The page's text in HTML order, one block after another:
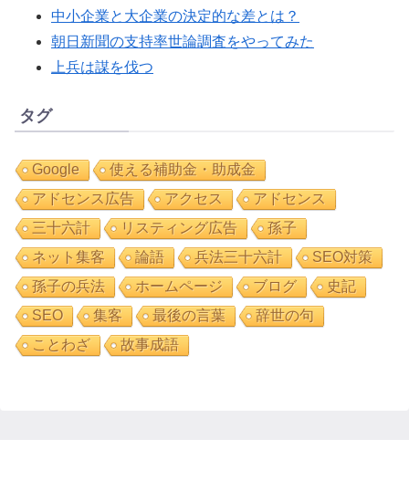
中小企業と大企業の決定的な差とは？
朝日新聞の支持率世論調査をやってみた
上兵は謀を伐つ
タグ
Google
使える補助金・助成金
アドセンス広告
アクセス
アドセンス
三十六計
リスティング広告
孫子
ネット集客
論語 兵法三十六計
SEO対策
孫子の兵法
ホームページ ブログ
史記
SEO
集客 最後の言葉
辞世の句
ことわざ
故事成語